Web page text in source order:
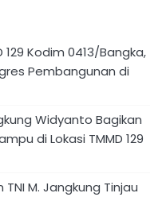
129 Kodim 0413/Bangka,
Pembangunan di
Widyanto Bagikan
di Lokasi TMMD 129
TNI M. Jangkung Tinjau